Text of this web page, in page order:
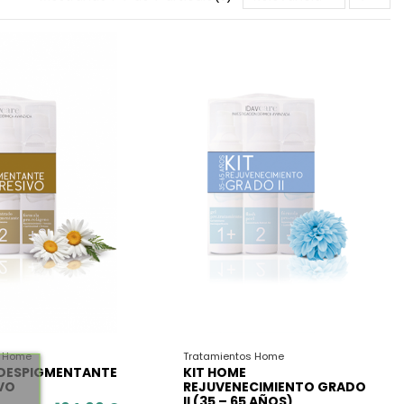
Tratamientos Home
KIT HOME
REJUVENECIMIENTO GRADO